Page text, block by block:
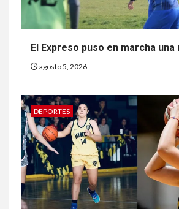
El Expreso puso en marcha
agosto 5, 2026
DEPORTES